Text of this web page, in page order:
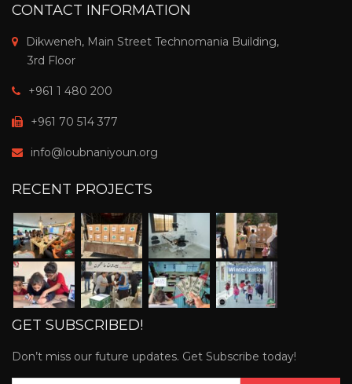
CONTACT INFORMATION
Dikweneh, Main Street Technomania Building,
3rd Floor
+961 1 480 200
+961 70 514 377
info@loubnaniyoun.org
RECENT PROJECTS
GET SUBSCRIBED!
Don’t miss our future updates. Get Subscribe today!